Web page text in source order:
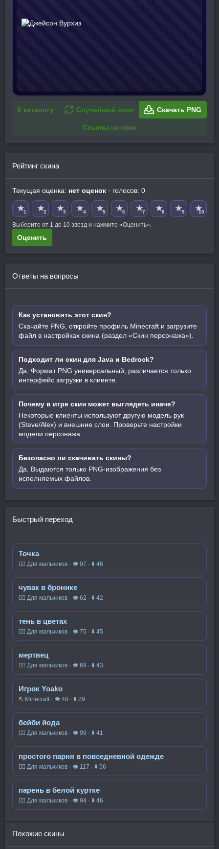
К каталогу Случайный скин Скачать PNG
Ссылка на скин
Рейтинг скина
Текущая оценка: нет оценок · голосов: 0
★1 ★2 ★3 ★4 ★5 ★6 ★7 ★8 ★9 ★10
Выберите от 1 до 10 звезд и нажмите «Оценить».
Оценить
Ответы на вопросы
Как установить этот скин?
Скачайте PNG, откройте профиль Minecraft и загрузите
файл в настройках скина (раздел «Скин персонажа»).
Подходит ли скин для Java и Bedrock?
Да. Формат PNG универсальный, различается только
интерфейс загрузки в клиенте.
Почему в игре скин может выглядеть иначе?
Некоторые клиенты используют другую модель рук
(Steve/Alex) и внешние слои. Проверьте настройки
модели персонажа.
Безопасно ли скачивать скины?
Да. Выдаются только PNG-изображения без
исполняемых файлов.
Быстрый переход
Точка
🧍‍♂️ Для мальчиков · 👁 97 · ⬇ 46
чувак в бронике
🧍‍♂️ Для мальчиков · 👁 62 · ⬇ 42
тень в цветах
🧍‍♂️ Для мальчиков · 👁 75 · ⬇ 45
мертвец
🧍‍♂️ Для мальчиков · 👁 69 · ⬇ 43
Игрок Yoako
⛏️ Minecraft · 👁 48 · ⬇ 29
бейби йода
🧍‍♂️ Для мальчиков · 👁 99 · ⬇ 41
простого парня в повседневной одежде
🧍‍♂️ Для мальчиков · 👁 117 · ⬇ 56
парень в белой куртке
🧍‍♂️ Для мальчиков · 👁 94 · ⬇ 46
Похожие скины